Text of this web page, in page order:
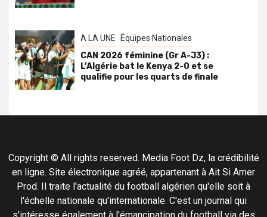
A LA UNE Équipes Nationales
CAN 2026 féminine (Gr A-J3) :
L’Algérie bat le Kenya 2-0 et se
qualifie pour les quarts de finale
Copyright © All rights reserved. Media Foot Dz, la crédibilité
en ligne. Site électronique agréé, appartenant à Ait Si Amer
Prod. Il traite l'actualité du football algérien qu'elle soit à
l'échelle nationale qu'internationale. C'est un journal qui